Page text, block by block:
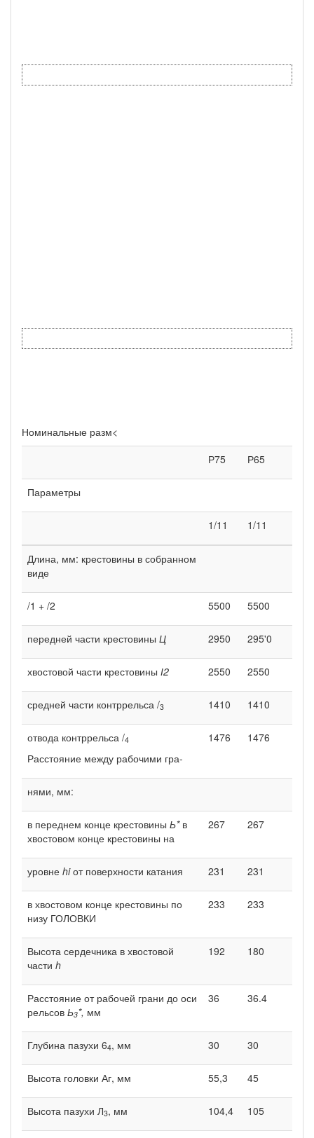
Номинальные разм<
Р75
Р65
Параметры
1/11 1/11
Длина, мм: крестовины в собранном
виде
/1 + /2 5500 5500
передней части крестовины Ц 2950 295'0
хвостовой части крестовины І2 2550 2550
средней части контррельса /3 1410 1410
отвода контррельса /4
Расстояние между рабочими гра-
1476 1476
нями, мм:
в переднем конце крестовины Ь*в
хвостовом конце крестовины на
267 267
уровне hiот поверхности катания 231 231
в хвостовом конце крестовины по
низу ГОЛОВКИ
233 233
Высота сердечника в хвостовой
части h
192 180
Расстояние от рабочей грани до оси
рельсов Ь3*, мм
36 36.4
Глубина пазухи 64, мм 30 30
Высота головки Аг, мм 55,3 45
Высота пазухи Л3, мм 104,4 105